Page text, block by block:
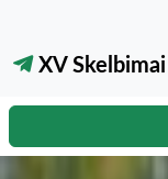
XV Skelbimai